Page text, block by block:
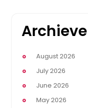
Archieve
August 2026
July 2026
June 2026
May 2026